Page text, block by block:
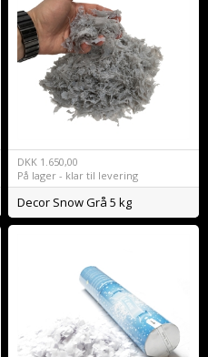
DKK 1.650,00
På lager - klar til levering
Decor Snow Grå 5 kg